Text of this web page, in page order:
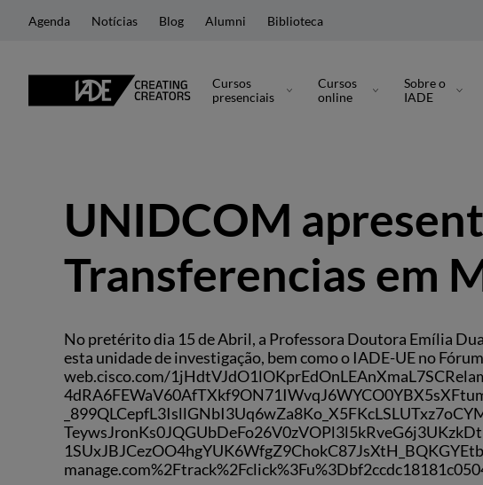
Agenda Notícias Blog Alumni Biblioteca
Cursos
presenciais
Cursos
online
Sobre o
IADE
UNIDCOM
Transferencias em
No pretérito dia 15 de Abril, a Professora Doutora Emília
esta unidade de investigação, bem como o IADE-UE no
web.cisco.com/